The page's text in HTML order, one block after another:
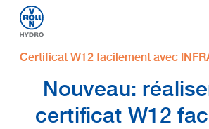
Certificat W12 facilement avec
Nouveau:
certificat W12